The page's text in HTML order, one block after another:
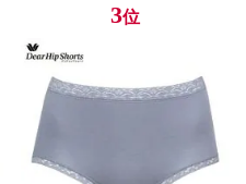
3位